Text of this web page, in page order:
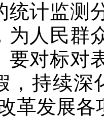
统计监测
为人民群
要对标对
，持续深
革发展